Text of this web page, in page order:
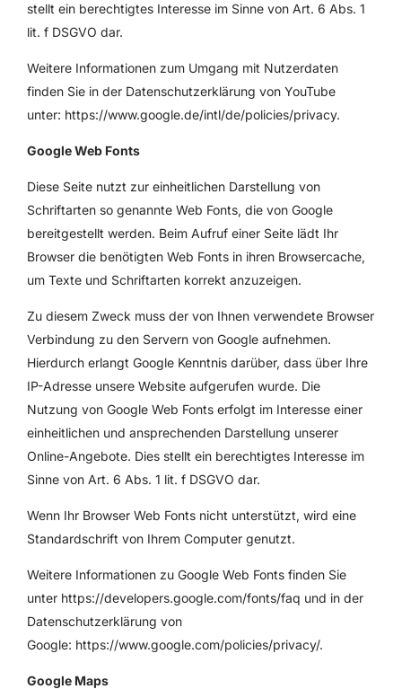
stellt ein berechtigtes Interesse im Sinne von Art. 6 Abs. 1
lit. f DSGVO dar.
Weitere Informationen zum Umgang mit Nutzerdaten
finden Sie in der Datenschutzerklärung von YouTube
unter: https://www.google.de/intl/de/policies/privacy.
Google Web Fonts
Diese Seite nutzt zur einheitlichen Darstellung von
Schriftarten so genannte Web Fonts, die von Google
bereitgestellt werden. Beim Aufruf einer Seite lädt Ihr
Browser die benötigten Web Fonts in ihren Browsercache,
um Texte und Schriftarten korrekt anzuzeigen.
Zu diesem Zweck muss der von Ihnen verwendete Browser
Verbindung zu den Servern von Google aufnehmen.
Hierdurch erlangt Google Kenntnis darüber, dass über Ihre
IP-Adresse unsere Website aufgerufen wurde. Die
Nutzung von Google Web Fonts erfolgt im Interesse einer
einheitlichen und ansprechenden Darstellung unserer
Online-Angebote. Dies stellt ein berechtigtes Interesse im
Sinne von Art. 6 Abs. 1 lit. f DSGVO dar.
Wenn Ihr Browser Web Fonts nicht unterstützt, wird eine
Standardschrift von Ihrem Computer genutzt.
Weitere Informationen zu Google Web Fonts finden Sie
unter https://developers.google.com/fonts/faq und in der
Datenschutzerklärung von
Google: https://www.google.com/policies/privacy/.
Google Maps